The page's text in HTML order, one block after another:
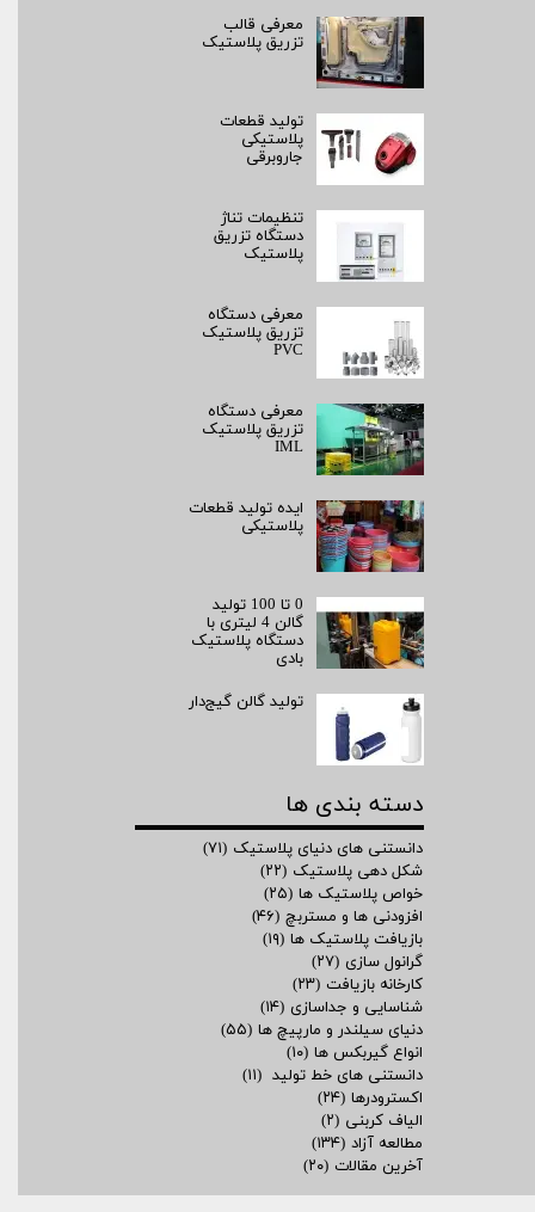
معرفی قالب
تزریق پلاستیک
تولید قطعات
پلاستیکی
جاروبرقی
تنظیمات تناژ
دستگاه تزریق
پلاستیک
معرفی دستگاه
تزریق پلاستیک
PVC
معرفی دستگاه
تزریق پلاستیک
IML
ایده تولید قطعات
پلاستیکی
0 تا 100 تولید
گالن 4 لیتری با
دستگاه پلاستیک
بادی
تولید گالن گیج‌دار
دسته بندی ها
دانستنی های دنیای پلاستیک (۷۱)
شکل دهی پلاستیک (۲۲)
خواص پلاستیک ها (۲۵)
افزودنی ها و مستربچ (۴۶)
بازیافت پلاستیک ها (۱۹)
گرانول سازی (۲۷)
کارخانه بازیافت (۲۳)
شناسایی و جداسازی (۱۴)
دنیای سیلندر و مارپیچ ها (۵۵)
انواع گیربکس ها (۱۰)
دانستنی های خط تولید (۱۱)
اکسترودرها (۲۴)
الیاف کربنی (۲)
مطالعه آزاد (۱۳۴)
آخرین مقالات (۲۰)